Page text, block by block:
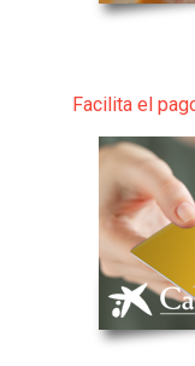
Facilita el